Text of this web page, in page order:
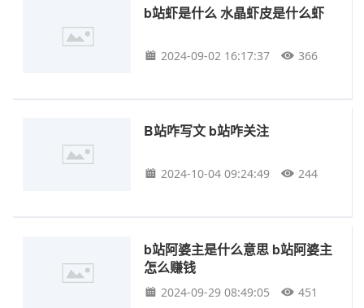
b站虾是什么 水晶虾皮是什么虾
2024-09-02 16:17:37 366
B站咋写文 b站咋关注
2024-10-04 09:24:49 244
b站阿婆主是什么意思 b站阿婆主
怎么赚钱
2024-09-29 08:49:05 451